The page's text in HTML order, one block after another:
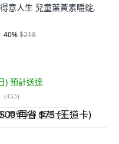
意人生 兒童葉黃素嚼錠,
40%$218
) 預計送達
(453)
再省 $75 (王道卡)